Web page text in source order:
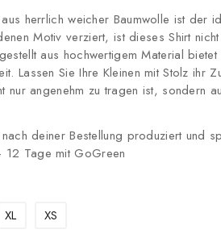
herrlich weicher Baumwolle ist der
Motiv verziert, ist dieses Shirt
aus hochwertigem Material
Lassen Sie Ihre Kleinen mit Stolz ihr
nur angenehm zu tragen ist, sondern
deiner Bestellung produziert und
Tage mit GoGreen
XL XS